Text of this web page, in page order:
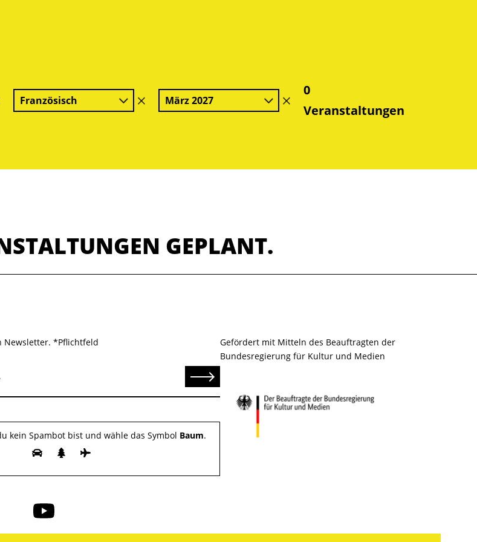
Filter
löschen
Französisch
Filter
löschen
März 2027
Filter
löschen
0
Veranstaltungen
GEPLANT.
Newsletter. *Pflichtfeld
Senden
kein Spambot bist und wähle das Symbol Baum.
Folge
uns
auf
Gefördert mit Mitteln des Beauftragten der
Bundesregierung für Kultur und Medien